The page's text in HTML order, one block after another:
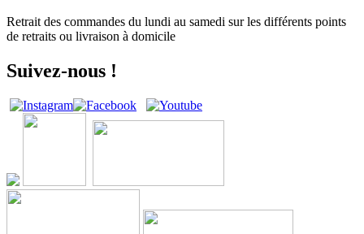
Retrait des commandes du lundi au samedi sur les différents points
de retraits ou livraison à domicile
Suivez-nous !